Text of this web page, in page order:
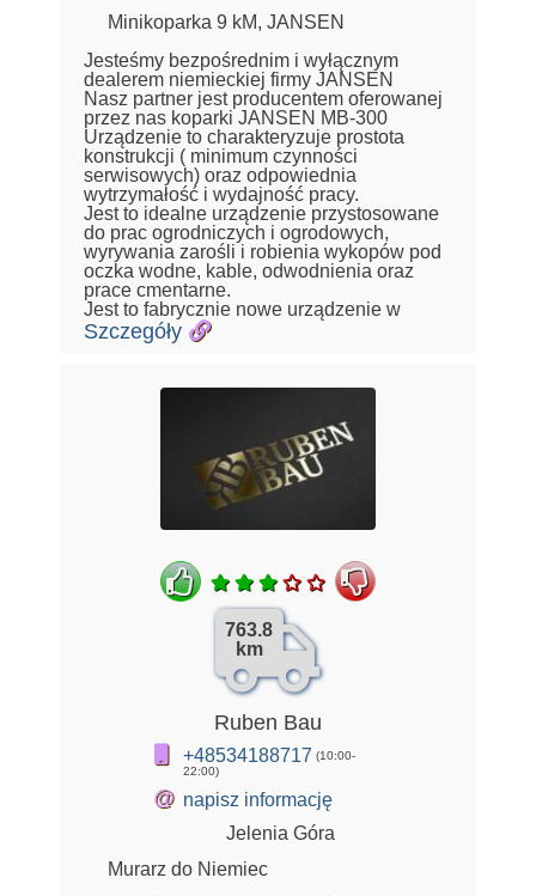
Minikoparka 9 kM, JANSEN
Jesteśmy bezpośrednim i wyłącznym
dealerem niemieckiej firmy JANSEN
Nasz partner jest producentem oferowanej
przez nas koparki JANSEN MB-300
Urządzenie to charakteryzuje prostota
konstrukcji ( minimum czynności
serwisowych) oraz odpowiednia
wytrzymałość i wydajność pracy.
Jest to idealne urządzenie przystosowane
do prac ogrodniczych i ogrodowych,
wyrywania zarośli i robienia wykopów pod
oczka wodne, kable, odwodnienia oraz
prace cmentarne.
Jest to fabrycznie nowe urządzenie w
Szczegóły
763.8
km
Ruben Bau
+48534188717 (10:00-
22:00)
@ napisz informację
Jelenia Góra
Murarz do Niemiec